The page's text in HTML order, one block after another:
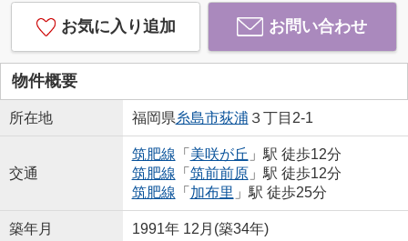
お気に入り追加 お問い合わせ
物件概要
所在地 福岡県糸島市荻浦 ３丁目2-1
交通
筑肥線 「 美咲が丘 」駅 徒歩12分
筑肥線 「 筑前前原」駅 徒歩12分
筑肥線 「 加布里 」駅 徒歩25分
築年月 1991年 12月(築34年)